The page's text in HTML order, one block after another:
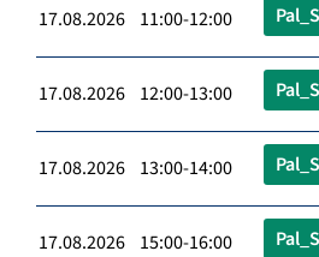
17.08.2026 11:00-12:00
17.08.2026 12:00-13:00
17.08.2026 13:00-14:00
17.08.2026 15:00-16:00